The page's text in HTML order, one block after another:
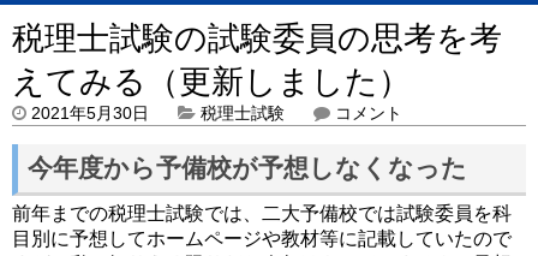
税理士試験の試験委員の思考を考
えてみる（更新しました）
2021年5月30日 税理士試験 コメント
今年度から予備校が予想しなくなった
前年までの税理士試験では、二大予備校では試験委員を科
目別に予想してホームページや教材等に記載していたので